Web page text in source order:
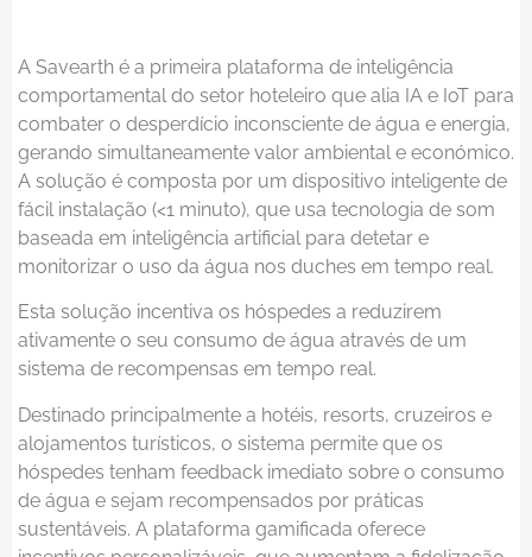
A Savearth é a primeira plataforma de inteligência
comportamental do setor hoteleiro que alia IA e IoT para
combater o desperdício inconsciente de água e energia,
gerando simultaneamente valor ambiental e económico.
A solução é composta por um dispositivo inteligente de
fácil instalação (<1 minuto), que usa tecnologia de som
baseada em inteligência artificial para detetar e
monitorizar o uso da água nos duches em tempo real.
Esta solução incentiva os hóspedes a reduzirem
ativamente o seu consumo de água através de um
sistema de recompensas em tempo real.
Destinado principalmente a hotéis, resorts, cruzeiros e
alojamentos turísticos, o sistema permite que os
hóspedes tenham feedback imediato sobre o consumo
de água e sejam recompensados por práticas
sustentáveis. A plataforma gamificada oferece